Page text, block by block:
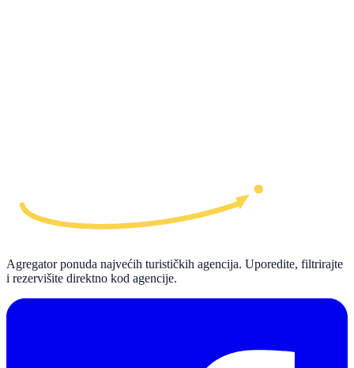
Agregator ponuda najvećih turističkih agencija. Uporedite, filtrirajte
i rezervišite direktno kod agencije.